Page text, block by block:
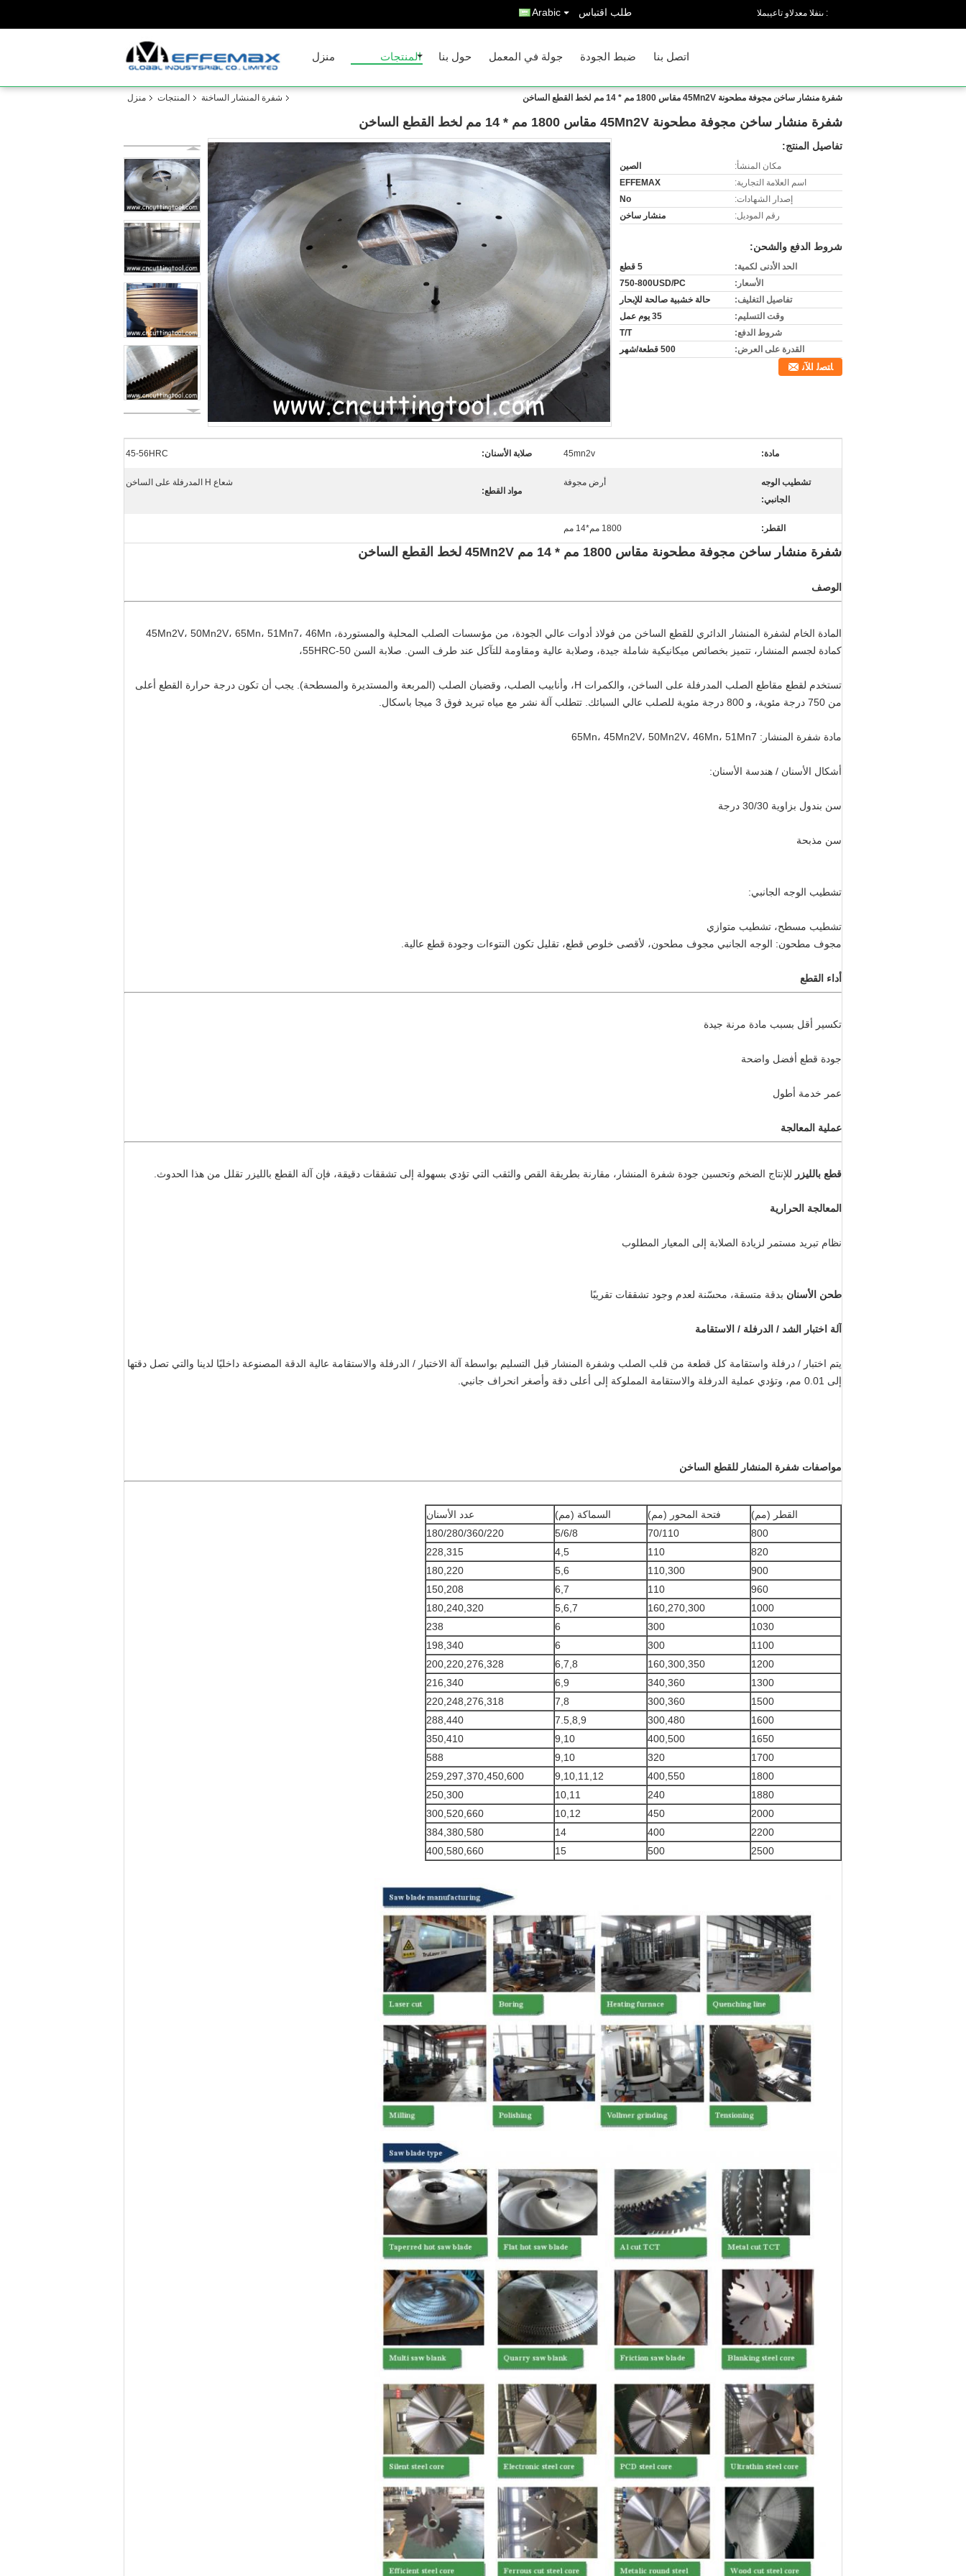
المبيعات والدعم الفنى : طلب اقتباس Arabic
منزل المنتجات حول بنا جولة في المعمل ضبط الجودة اتصل بنا
منزل المنتجات شفرة المنشار الساخنة شفرة منشار ساخن مجوفة مطحونة 45Mn2V مقاس 1800 مم * 14 مم لخط القطع الساخن
شفرة منشار ساخن مجوفة مطحونة 45Mn2V مقاس 1800 مم * 14 مم لخط القطع الساخن
تفاصيل المنتج:
مكان المنشأ:
الصين
اسم العلامة التجارية:
EFFEMAX
إصدار الشهادات:
No
رقم الموديل:
منشار ساخن
شروط الدفع والشحن:
الحد الأدنى لكمية:
5 قطع
الأسعار:
750-800USD/PC
تفاصيل التغليف:
حالة خشبية صالحة للإبحار
وقت التسليم:
35 يوم عمل
شروط الدفع:
T/T
القدرة على العرض:
500 قطعة/شهر
ﺎﺘﺼﻟ ﺍﻶﻧ
مادة: 45mn2v صلابة الأسنان: 45-56HRC
تشطيب الوجه
الجانبي:
أرض مجوفة
مواد القطع:
شعاع H المدرفلة على الساخن
القطر: 1800 مم*14 مم
شفرة منشار ساخن مجوفة مطحونة مقاس 1800 مم * 14 مم 45Mn2V لخط القطع الساخن
الوصف
المادة الخام لشفرة المنشار الدائري للقطع الساخن من فولاذ أدوات عالي الجودة، من مؤسسات الصلب المحلية والمستوردة، 45Mn2V، 50Mn2V، 65Mn، 51Mn7، 46Mn
كمادة لجسم المنشار، تتميز بخصائص ميكانيكية شاملة جيدة، وصلابة عالية ومقاومة للتآكل عند طرف السن. صلابة السن 50-55HRC،
تستخدم لقطع مقاطع الصلب المدرفلة على الساخن، والكمرات H، وأنابيب الصلب، وقضبان الصلب (المربعة والمستديرة والمسطحة). يجب أن تكون درجة حرارة القطع أعلى
من 750 درجة مئوية، و 800 درجة مئوية للصلب عالي السبائك. تتطلب آلة نشر مع مياه تبريد فوق 3 ميجا باسكال.
مادة شفرة المنشار: 65Mn، 45Mn2V، 50Mn2V، 46Mn، 51Mn7
أشكال الأسنان / هندسة الأسنان:
سن بندول بزاوية 30/30 درجة
سن مذبحة
تشطيب الوجه الجانبي:
تشطيب مسطح، تشطيب متوازي
مجوف مطحون: الوجه الجانبي مجوف مطحون، لأقصى خلوص قطع، تقليل تكون النتوءات وجودة قطع عالية.
أداء القطع
تكسير أقل بسبب مادة مرنة جيدة
جودة قطع أفضل واضحة
عمر خدمة أطول
عملية المعالجة
قطع بالليزر للإنتاج الضخم وتحسين جودة شفرة المنشار، مقارنة بطريقة القص والثقب التي تؤدي بسهولة إلى تشققات دقيقة، فإن آلة القطع بالليزر تقلل من هذا الحدوث.
المعالجة الحرارية
نظام تبريد مستمر لزيادة الصلابة إلى المعيار المطلوب
طحن الأسنان بدقة متسقة، محسّنة لعدم وجود تشققات تقريبًا
آلة اختبار الشد / الدرفلة / الاستقامة
يتم اختبار / درفلة واستقامة كل قطعة من قلب الصلب وشفرة المنشار قبل التسليم بواسطة آلة الاختبار / الدرفلة والاستقامة عالية الدقة المصنوعة داخليًا لدينا والتي تصل دقتها
إلى 0.01 مم، وتؤدي عملية الدرفلة والاستقامة المملوكة إلى أعلى دقة وأصغر انحراف جانبي.
مواصفات شفرة المنشار للقطع الساخن
القطر (مم) فتحة المحور (مم) السماكة (مم)
عدد الأسنان
800
70/110
5/6/8
180/280/360/220
820
110
4,5
228,315
900
110,300
5,6
180,220
960
110
6,7
150,208
1000
160,270,300
5,6,7
180,240,320
1030
300
6
238
1100
300
6
198,340
1200
160,300,350
6,7,8
200,220,276,328
1300
340,360
6,9
216,340
1500
300,360
7,8
220,248,276,318
1600
300,480
7.5,8,9
288,440
1650
400,500
9,10
350,410
1700
320
9,10
588
1800
400,550
9,10,11,12
259,297,370,450,600
1880
240
10,11
250,300
2000
450
10,12
300,520,660
2200
400
14
384,380,580
2500
500
15
400,580,660